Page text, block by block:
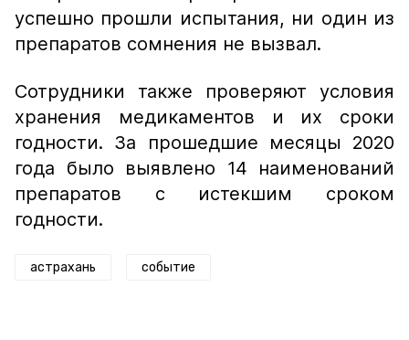
успешно прошли испытания, ни один из
препаратов сомнения не вызвал.
Сотрудники также проверяют условия
хранения медикаментов и их сроки
годности. За прошедшие месяцы 2020
года было выявлено 14 наименований
препаратов с истекшим сроком
годности.
астрахань событие